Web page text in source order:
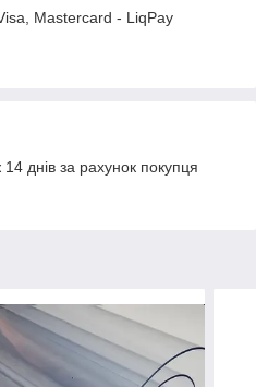
Mastercard - LiqPay
днів за рахунок покупця